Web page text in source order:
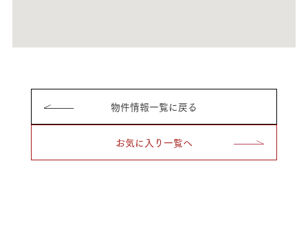
物件情報一覧に戻る
お気に入り一覧へ